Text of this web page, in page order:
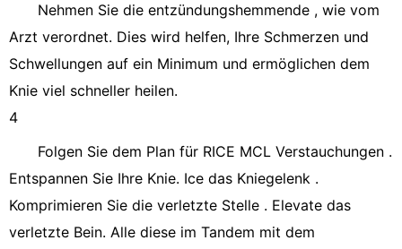
Nehmen Sie die entzündungshemmende , wie vom
Arzt verordnet. Dies wird helfen, Ihre Schmerzen und
Schwellungen auf ein Minimum und ermöglichen dem
Knie viel schneller heilen.
4
Folgen Sie dem Plan für RICE MCL Verstauchungen .
Entspannen Sie Ihre Knie. Ice das Kniegelenk .
Komprimieren Sie die verletzte Stelle . Elevate das
verletzte Bein. Alle diese im Tandem mit dem